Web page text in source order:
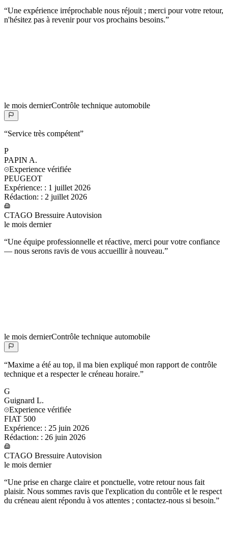
“Une expérience irréprochable nous réjouit ; merci pour votre retour,
n'hésitez pas à revenir pour vos prochains besoins.”
le mois dernierContrôle technique automobile
“Service très compétent”
P
PAPIN A.
Experience vérifiée
PEUGEOT
Expérience: : 1 juillet 2026
Rédaction: : 2 juillet 2026
CTAGO Bressuire Autovision
le mois dernier
“Une équipe professionnelle et réactive, merci pour votre confiance
— nous serons ravis de vous accueillir à nouveau.”
le mois dernierContrôle technique automobile
“Maxime a été au top, il ma bien expliqué mon rapport de contrôle
technique et a respecter le créneau horaire.”
G
Guignard L.
Experience vérifiée
FIAT 500
Expérience: : 25 juin 2026
Rédaction: : 26 juin 2026
CTAGO Bressuire Autovision
le mois dernier
“Une prise en charge claire et ponctuelle, votre retour nous fait
plaisir. Nous sommes ravis que l'explication du contrôle et le respect
du créneau aient répondu à vos attentes ; contactez-nous si besoin.”